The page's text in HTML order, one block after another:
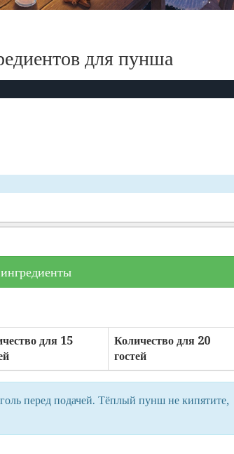
для пунша
для 15
Количество для 20
гостей
перед подачей. Тёплый пунш не кипятите,